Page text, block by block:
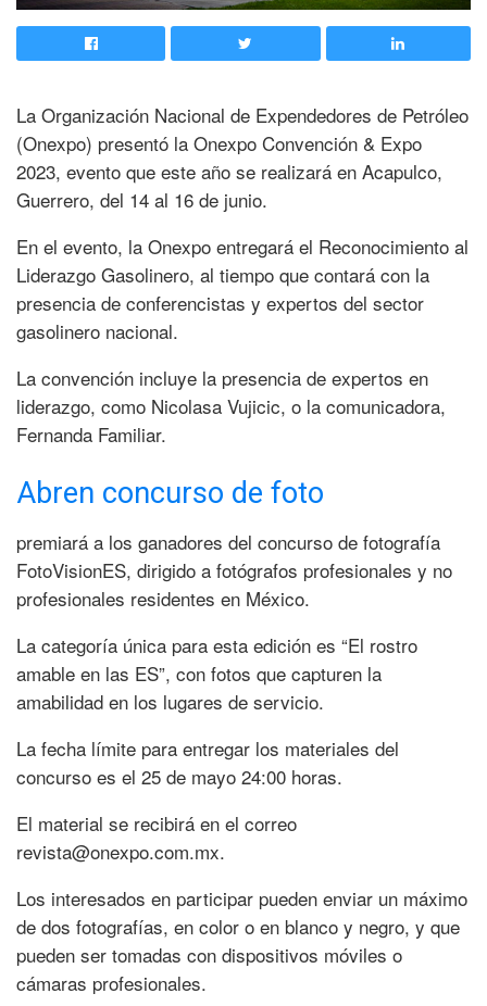
La Organización Nacional de Expendedores de Petróleo
(Onexpo) presentó la Onexpo Convención & Expo
2023, evento que este año se realizará en Acapulco,
Guerrero, del 14 al 16 de junio.
En el evento, la Onexpo entregará el Reconocimiento al
Liderazgo Gasolinero, al tiempo que contará con la
presencia de conferencistas y expertos del sector
gasolinero nacional.
La convención incluye la presencia de expertos en
liderazgo, como Nicolasa Vujicic, o la comunicadora,
Fernanda Familiar.
Abren concurso de foto
premiará a los ganadores del concurso de fotografía
FotoVisionES, dirigido a fotógrafos profesionales y no
profesionales residentes en México.
La categoría única para esta edición es “El rostro
amable en las ES”, con fotos que capturen la
amabilidad en los lugares de servicio.
La fecha límite para entregar los materiales del
concurso es el 25 de mayo 24:00 horas.
El material se recibirá en el correo
revista@onexpo.com.mx.
Los interesados en participar pueden enviar un máximo
de dos fotografías, en color o en blanco y negro, y que
pueden ser tomadas con dispositivos móviles o
cámaras profesionales.